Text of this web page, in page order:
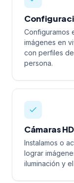
Configuramos
imágenes en
con perfiles
persona.
Cámaras
Instalamos o
lograr
iluminación y